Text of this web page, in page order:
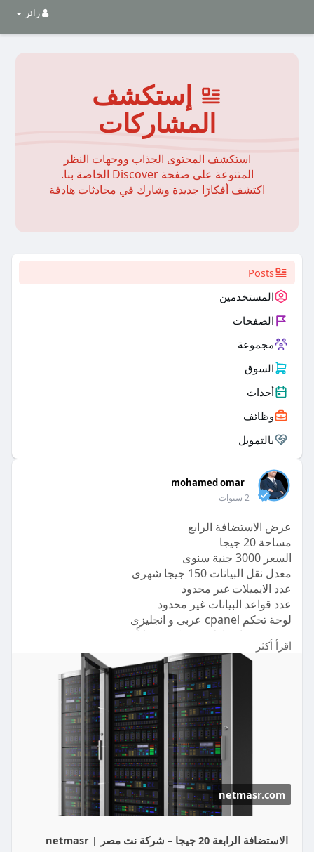
زائر
إستكشف
المشاركات
استكشف المحتوى الجذاب ووجهات النظر
المتنوعة على صفحة Discover الخاصة بنا.
اكتشف أفكارًا جديدة وشارك في محادثات هادفة
Posts
المستخدمين
الصفحات
مجموعة
السوق
أحداث
وظائف
بالتمويل
mohamed omar
2 سنوات
عرض الاستضافة الرابع
مساحة 20 جيجا
السعر 3000 جنية سنوى
معدل نقل البيانات 150 جيجا شهرى
عدد الايميلات غير محدود
عدد قواعد البيانات غير محدود
لوحة تحكم cpanel عربى و انجليزى
دومين من اختيارك دوت كوم مجاناً
شهادة ssl مجانية
أحدث انظمة الحماية العالمية
باك اب أسبوعى داخلى وشهرى خارجى
مكان السيرفر المانيا
استلام موقعك خلال 24 ساعة من الدفع
https://netmasr.com/product/%d....8%a7%d9%84%
اقرأ أكثر
netmasr.com
الاستضافة الرابعة 20 جيجا – شركة نت مصر | netmasr